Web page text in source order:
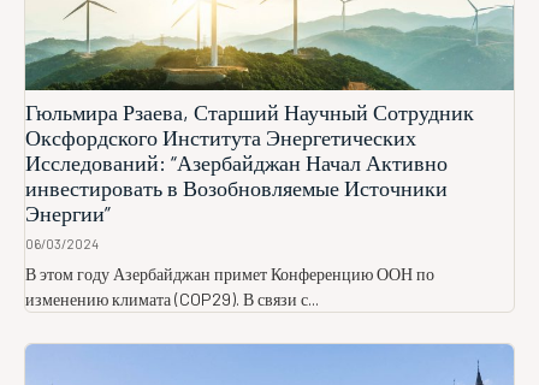
Гюльмира Рзаева, Старший Научный Сотрудник
Оксфордского Института Энергетических
Исследований: “Азербайджан Начал Активно
инвестировать в Возобновляемые Источники
Энергии”
06/03/2024
В этом году Азербайджан примет Конференцию ООН по
изменению климата (COP29). В связи с...